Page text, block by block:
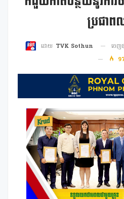
ប្រជាព
ដោយ TVK Sothun ចេញ